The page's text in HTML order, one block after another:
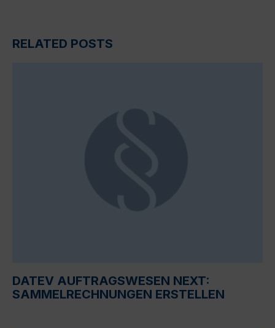
RELATED POSTS
DATEV AUFTRAGSWESEN NEXT:
SAMMELRECHNUNGEN ERSTELLEN